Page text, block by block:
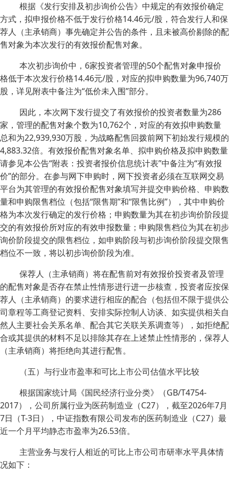
根据《发行安排及初步询价公告》中规定的有效报价确定
方式，拟申报价格不低于发行价格14.46元/股，符合发行人和保
荐人（主承销商）事先确定并公告的条件，且未被高价剔除的配
售对象为本次发行的有效报价配售对象。
本次初步询价中，6家投资者管理的50个配售对象申报价
格低于本次发行价格14.46元/股，对应的拟申购数量为96,740万
股，详见附表中备注为“低价未入围”部分。
因此，本次网下发行提交了有效报价的投资者数量为286
家，管理的配售对象个数为10,762个，对应的有效拟申购数量
总和为22,939,930万股，为战略配售回拨前网下初始发行规模的
4,883.32倍。有效报价配售对象名单、拟申购价格及拟申购数量
请参见本公告“附表：投资者报价信息统计表”中备注为“有效报
价”的部分。在参与网下申购时，网下投资者必须在互联网交易
平台为其管理的有效报价配售对象填写并提交申购价格、申购数
量和申购限售档位（包括“限售期”和“限售比例”），其中申购价
格为本次发行确定的发行价格；申购数量为其在初步询价阶段提
交的有效报价所对应的有效申报数量；申购限售档位为其在初步
询价阶段提交的限售档位，如申购阶段与初步询价阶段提交限售
档位不一致，将以初步询价阶段为准。
保荐人（主承销商）将在配售前对有效报价投资者及管理
的配售对象是否存在禁止性情形进行进一步核查，投资者应按保
荐人（主承销商）的要求进行相应的配合（包括但不限于提供公
司章程等工商登记资料、安排实际控制人访谈、如实提供相关自
然人主要社会关系名单、配合其它关联关系调查等），如拒绝配
合或其提供的材料不足以排除其存在上述禁止性情形的，保荐人
（主承销商）将拒绝向其进行配售。
（五）与行业市盈率和可比上市公司估值水平比较
根据国家统计局《国民经济行业分类》（GB/T4754-
2017），公司所属行业为医药制造业（C27），截至2026年7月
7日（T-3日），中证指数有限公司发布的医药制造业（C27）最
近一个月平均静态市盈率为26.53倍。
主营业务与发行人相近的可比上市公司市研率水平具体情
况如下：